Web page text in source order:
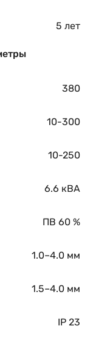
5 лет
380
10-300
10-250
6.6 кВА
ПВ 60 %
1.0–4.0 мм
1.5–4.0 мм
IP 23